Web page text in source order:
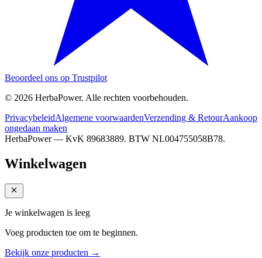
Beoordeel ons op Trustpilot
© 2026 HerbaPower. Alle rechten voorbehouden.
PrivacybeleidAlgemene voorwaardenVerzending & RetourAankoop
ongedaan maken
HerbaPower — KvK 89683889. BTW NL004755058B78.
Winkelwagen
Je winkelwagen is leeg
Voeg producten toe om te beginnen.
Bekijk onze producten →